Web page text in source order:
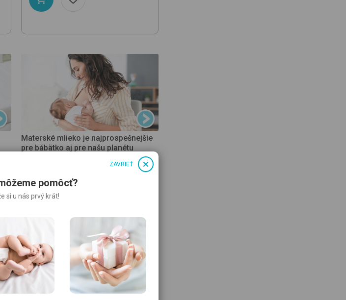
Materské mlieko je najprospešnejšie
pre bábätko aj pre našu planétu
pomôcť?
si u nás prvý krát!
ZAVRIEŤ